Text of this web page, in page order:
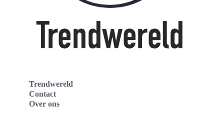
Trendwereld
Contact
Over ons